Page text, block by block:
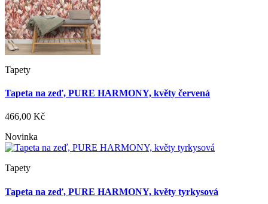
Tapety
Tapeta na zeď, PURE HARMONY, květy červená
466,00 Kč
Novinka
Tapety
Tapeta na zeď, PURE HARMONY, květy tyrkysová